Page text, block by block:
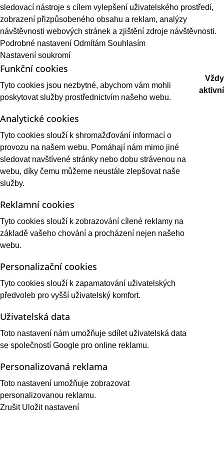
sledovací nástroje s cílem vylepšení uživatelského prostředí,
zobrazení přizpůsobeného obsahu a reklam, analýzy
návštěvnosti webových stránek a zjištění zdroje návštěvnosti.
Podrobné nastavení Odmítám Souhlasím
Nastavení soukromí
Funkční cookies
Tyto cookies jsou nezbytné, abychom vám mohli
poskytovat služby prostřednictvím našeho webu.
Vždy
aktivní
Analytické cookies
Tyto cookies slouží k shromažďování informací o
provozu na našem webu. Pomáhají nám mimo jiné
sledovat navštívené stránky nebo dobu strávenou na
webu, díky čemu můžeme neustále zlepšovat naše
služby.
Reklamní cookies
Tyto cookies slouží k zobrazování cílené reklamy na
základě vašeho chování a procházení nejen našeho
webu.
Personalizační cookies
Tyto cookies slouží k zapamatování uživatelských
předvoleb pro vyšší uživatelský komfort.
Uživatelská data
Toto nastavení nám umožňuje sdílet uživatelská data
se společností Google pro online reklamu.
Personalizovaná reklama
Toto nastavení umožňuje zobrazovat
personalizovanou reklamu.
Zrušit Uložit nastavení